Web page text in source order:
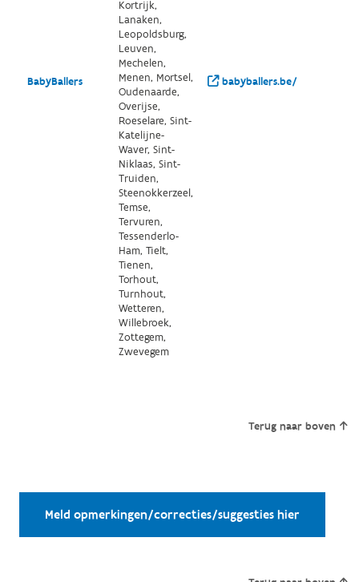
BabyBallers
Kortrijk,
Lanaken,
Leopoldsburg,
Leuven,
Mechelen,
Menen, Mortsel,
Oudenaarde,
Overijse,
Roeselare, Sint-
Katelijne-
Waver, Sint-
Niklaas, Sint-
Truiden,
Steenokkerzeel,
Temse,
Tervuren,
Tessenderlo-
Ham, Tielt,
Tienen,
Torhout,
Turnhout,
Wetteren,
Willebroek,
Zottegem,
Zwevegem
babyballers.be/
Terug naar boven
Meld opmerkingen/correcties/suggesties hier